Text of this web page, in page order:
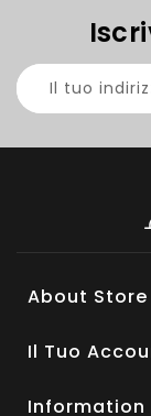
About Store
Il Tuo
Information